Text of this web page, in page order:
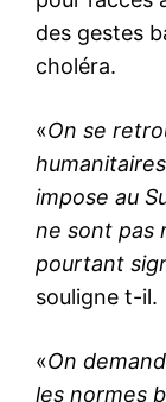
des gestes
choléra.
«On se
impose au
ne sont pas
pourtant
souligne t-il.
«On
les normes